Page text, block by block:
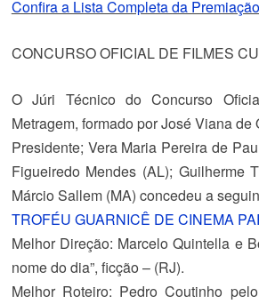
Confira a Lista Completa da
CONCURSO OFICIAL DE FILMES
O Júri Técnico do Concurso
Metragem, formado por José Viana
Presidente; Vera Maria Pereira de
Figueiredo Mendes (AL); Guilherme
Márcio Sallem (MA) concedeu a
TROFÉU GUARNICÊ DE CINEMA
Melhor Direção: Marcelo Quintella e
nome do dia”, ficção – (RJ).
Melhor Roteiro: Pedro Coutinho